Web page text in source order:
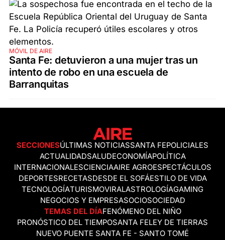
MÓVIL DE AIRE
Santa Fe: detuvieron a una mujer tras un
intento de robo en una escuela de
Barranquitas
SECCIONESÚLTIMAS NOTICIASSANTA FEPOLICIALES
ACTUALIDADSALUDECONOMÍAPOLÍTICA
INTERNACIONALESCIENCIAAIRE AGROESPECTÁCULOS
DEPORTESRECETASDESDE EL SOFÁESTILO DE VIDA
TECNOLOGÍATURISMOVIRALASTROLOGÍAGAMING
NEGOCIOS Y EMPRESASOCIOSOCIEDAD
TEMAS DEL DÍAFENÓMENO DEL NIÑO
PRONÓSTICO DEL TIEMPOSANTA FELEY DE TIERRAS
NUEVO PUENTE SANTA FE - SANTO TOMÉ